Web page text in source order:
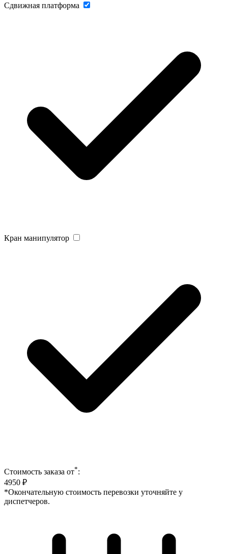
Сдвижная платформа
Кран манипулятор
Стоимость заказа от*:
4950 ₽
*Окончательную стоимость перевозки уточняйте у
диспетчеров.